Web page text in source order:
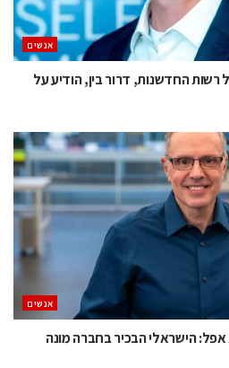
אנשים
החדשנות, דרור בין, הודיע על
אנשים
אפל: הישראלי הבכיר בחברה מונה